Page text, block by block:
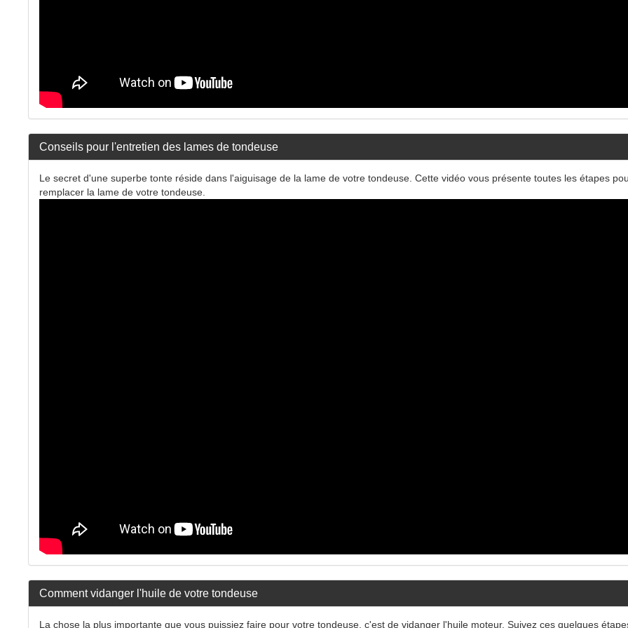
Conseils pour l'entretien des lames de tondeuse
Le secret d'une superbe tonte réside dans l'aiguisage de la lame de votre tondeuse. Cette vidéo vous présente toutes les étapes
remplacer la lame de votre tondeuse.
Comment vidanger l'huile de votre tondeuse
La chose la plus importante que vous puissiez faire pour votre tondeuse, c'est de vidanger l'huile moteur. Suivez ces quelques